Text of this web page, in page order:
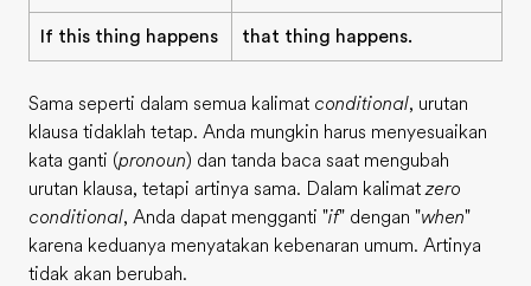
If this thing happens that thing happens.
Sama seperti dalam semua kalimat conditional, urutan
klausa tidaklah tetap. Anda mungkin harus menyesuaikan
kata ganti (pronoun) dan tanda baca saat mengubah
urutan klausa, tetapi artinya sama. Dalam kalimatzero
conditional, Anda dapat mengganti "if" dengan "when"
karena keduanya menyatakan kebenaran umum. Artinya
tidak akan berubah.